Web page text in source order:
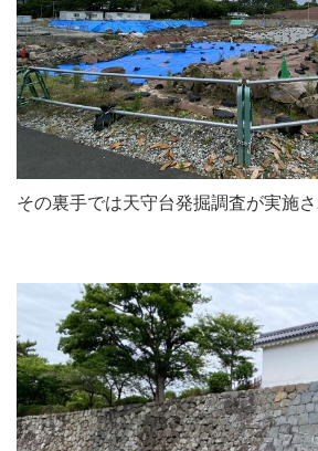
その裏手では天守台発掘調査が実施